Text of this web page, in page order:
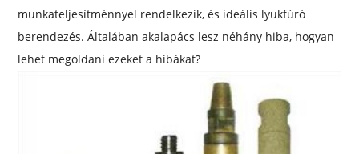
munkateljesítménnyel rendelkezik, és ideális lyukfúró
berendezés. Általában akalapács lesz néhány hiba, hogyan
lehet megoldani ezeket a hibákat?